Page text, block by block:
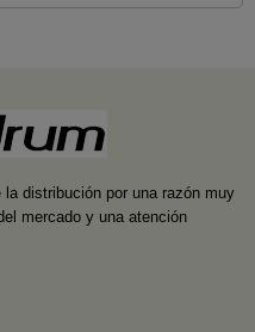
distribución por una razón muy
mercado y una atención